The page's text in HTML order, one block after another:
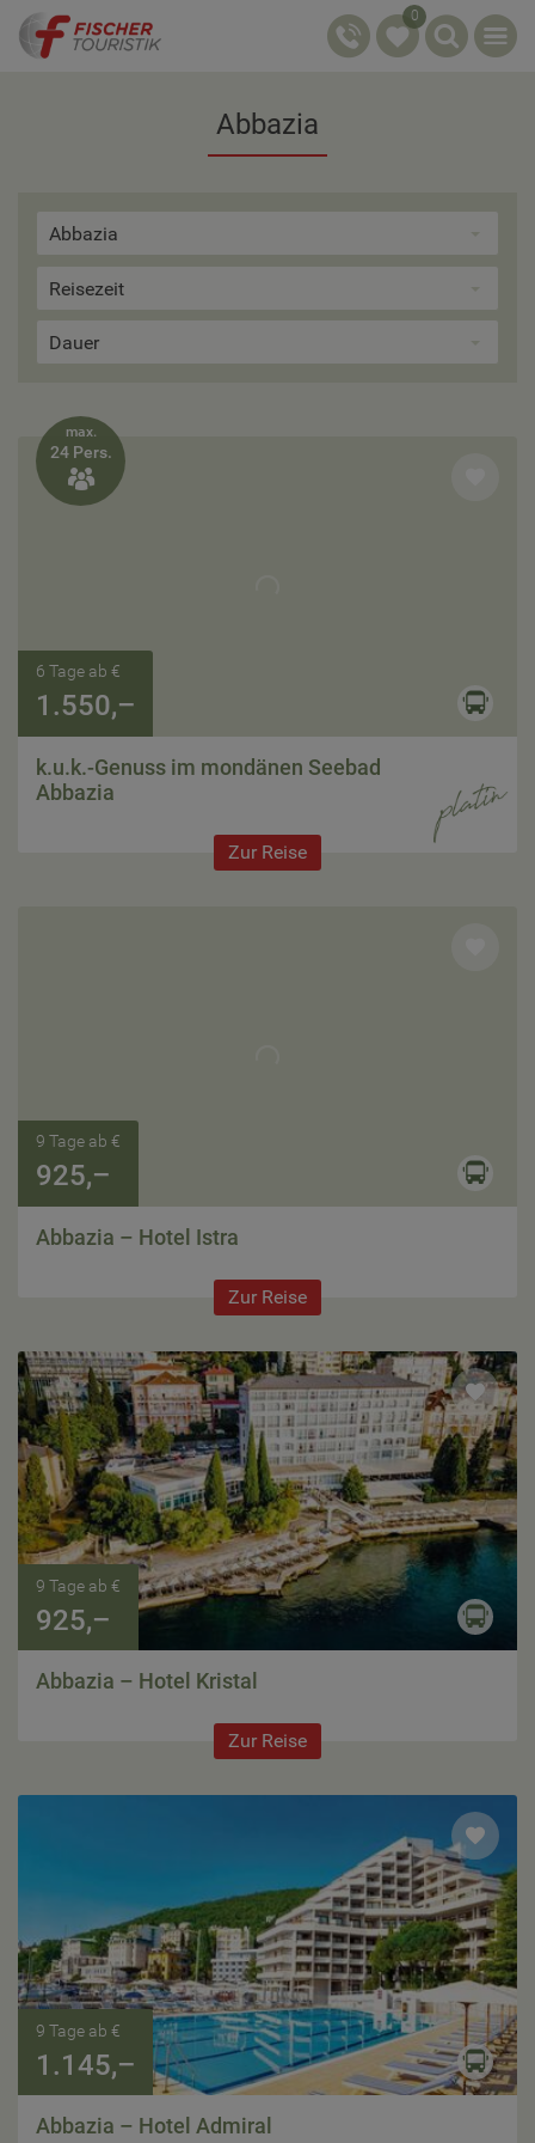
0
Abbazia
Abbazia
Reisezeit
Dauer
max.
24 Pers.

6 Tage ab €
1.550,–
k.u.k.-Genuss im mondänen Seebad
Abbazia
Zur Reise
9 Tage ab €
925,–
Abbazia – Hotel Istra
Zur Reise
9 Tage ab €
925,–
Abbazia – Hotel Kristal
Zur Reise
9 Tage ab €
1.145,–
Abbazia – Hotel Admiral